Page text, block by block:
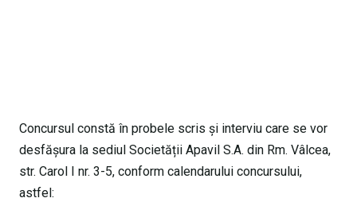
Concursul constă în probele scris şi interviu care se vor
desfășura la sediul Societății Apavil S.A. din Rm. Vâlcea,
str. Carol I nr. 3-5, conform calendarului concursului,
astfel: